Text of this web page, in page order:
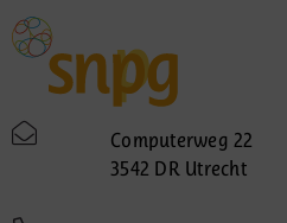
Computerweg 22
3542 DR Utrecht